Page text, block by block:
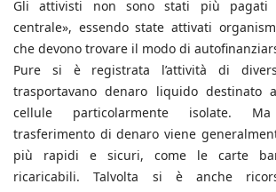
Gli attivisti non sono stati più pagati
centrale», essendo state attivati
che devono trovare il modo di
Pure si è registrata l’attività di
trasportavano denaro liquido destinato
cellule particolarmente isolate.
trasferimento di denaro viene
più rapidi e sicuri, come le carte
ricaricabili. Talvolta si è anche